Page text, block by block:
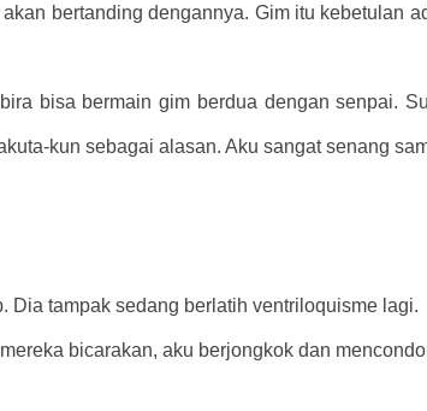
bertanding dengannya. Gim itu kebetulan
bisa bermain gim berdua dengan senpai.
kun sebagai alasan. Aku sangat senang
Dia tampak sedang berlatih ventriloquisme lagi.
bicarakan, aku berjongkok dan